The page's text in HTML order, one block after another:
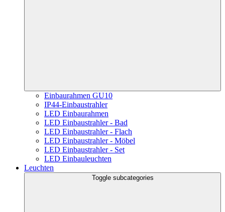
Einbaurahmen GU10
IP44-Einbaustrahler
LED Einbaurahmen
LED Einbaustrahler - Bad
LED Einbaustrahler - Flach
LED Einbaustrahler - Möbel
LED Einbaustrahler - Set
LED Einbauleuchten
Leuchten
Toggle subcategories